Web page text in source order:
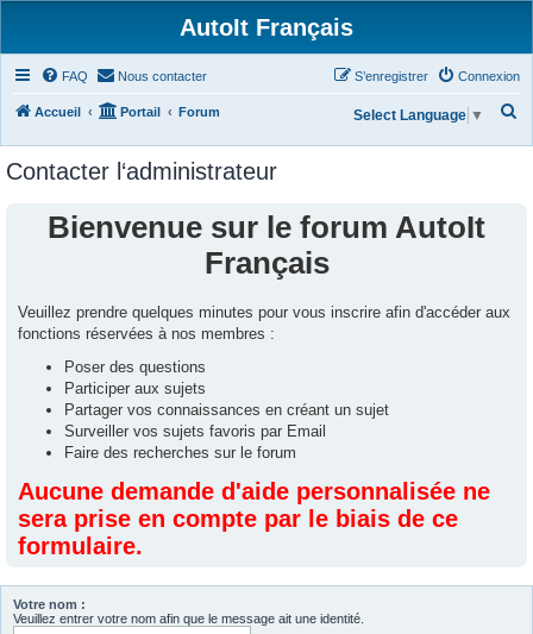
AutoIt Français
FAQ Nous contacter Connexion
S’enregistrer
Accueil Portail Forum Select Language ▼
Contacter l‘administrateur
Bienvenue sur le forum AutoIt
Français
Veuillez prendre quelques minutes pour vous inscrire afin d'accéder aux
fonctions réservées à nos membres :
Poser des questions
Participer aux sujets
Partager vos connaissances en créant un sujet
Surveiller vos sujets favoris par Email
Faire des recherches sur le forum
Aucune demande d'aide personnalisée ne
sera prise en compte par le biais de ce
formulaire.
Votre nom :
Veuillez entrer votre nom afin que le message ait une identité.